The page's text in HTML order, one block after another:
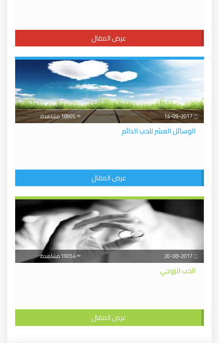
عرض المقال
14-09-2017
الوسائل العشر للحب الدائم
عرض المقال
الحب الزوجي
عرض المقال